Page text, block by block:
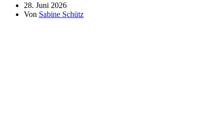
28. Juni 2026
Von Sabine Schütz